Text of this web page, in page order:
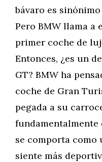
bávaro es
Pero BMW llama a
primer coche de
Entonces, ¿es un
GT? BMW ha
coche de Gran
pegada a su
fundamentalmente
se comporta como
siente más